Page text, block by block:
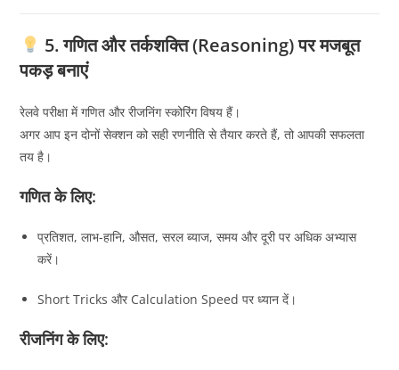
5. गणित और तर्कशक्ति (Reasoning) पर मजबूत
पकड़ बनाएं
रेलवे परीक्षा में गणित और रीजनिंग स्कोरिंग विषय हैं।
अगर आप इन दोनों सेक्शन को सही रणनीति से तैयार करते हैं, तो आपकी सफलता
तय है।
गणित के लिए:
प्रतिशत, लाभ-हानि, औसत, सरल ब्याज, समय और दूरी पर अधिक अभ्यास
करें।
Short Tricks और Calculation Speed पर ध्यान दें।
रीजनिंग के लिए: